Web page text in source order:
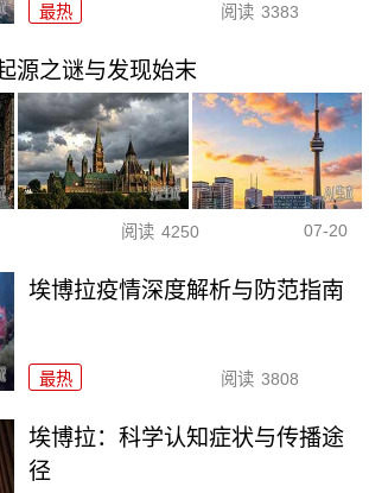
最热 阅读 3383
源之谜与发现始末
阅读 4250 07-20
埃博拉疫情深度解析与防范指南
最热 阅读 3808
埃博拉：科学认知症状与传播途
径